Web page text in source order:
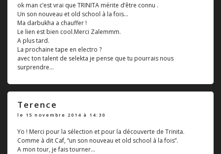
ok man c’est vrai que TRINITA mérite d’être connu .
Un son nouveau et old school à la fois...
Ma darbukha a chauffer !
Le lien est bien cool.Merci Zalemmm.
A plus tard.
La prochaine tape en electro ?
avec ton talent de selekta je pense que tu pourrais nous
surprendre...
Terence
le 15 novembre 2014 à 14:30
Yo ! Merci pour la sélection et pour la découverte de Trinita.
Comme à dit Caf, “un son nouveau et old school à la fois”.
A mon tour, je fais tourner...